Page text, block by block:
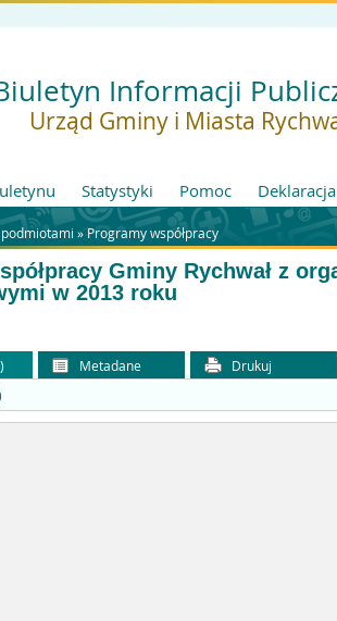
Informacji
Urząd Gminy i Miasta
Statystyki Pomoc
» Programy współpracy
Gminy Rychwał z
w 2013 roku
Metadane Drukuj